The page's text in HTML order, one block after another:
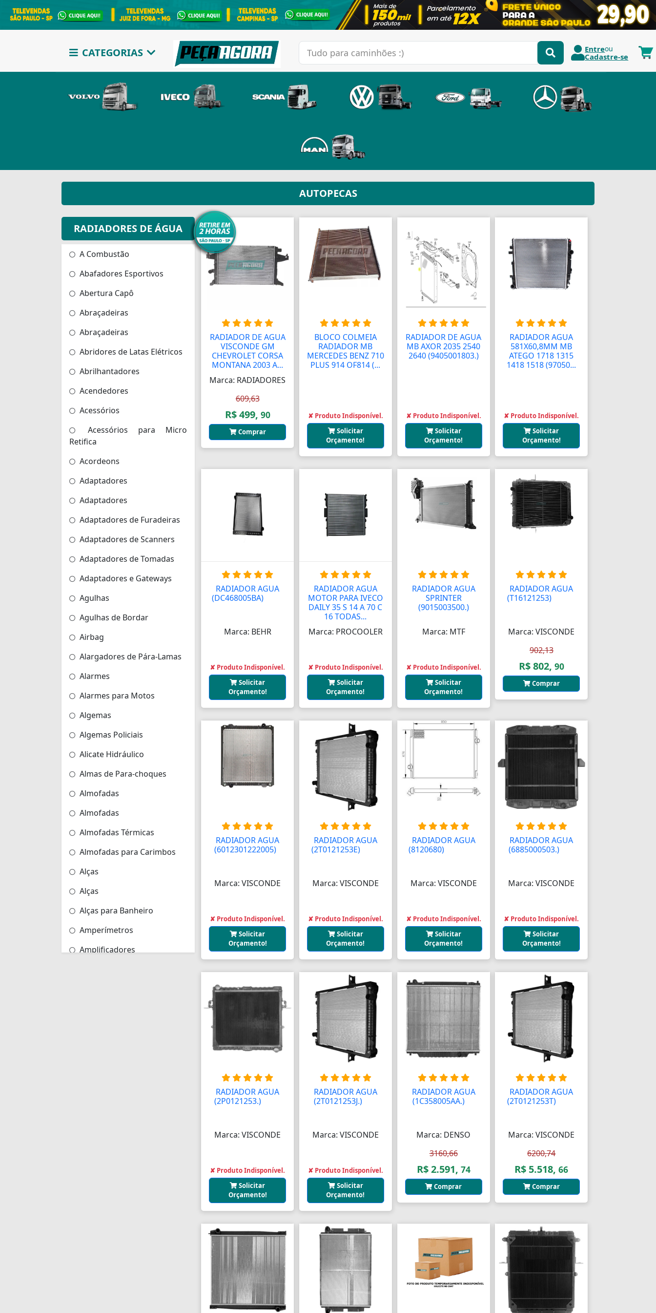
CATEGORIAS Entreou
Cadastre-se
AUTOPECAS
RADIADORES DE ÁGUA
A Combustão
Abafadores Esportivos
Abertura Capô
Abraçadeiras
Abraçadeiras
Abridores de Latas Elétricos
Abrilhantadores
Acendedores
Acessórios
Acessórios para Micro
Retifica
Acordeons
Adaptadores
Adaptadores
Adaptadores de Furadeiras
Adaptadores de Scanners
Adaptadores de Tomadas
Adaptadores e Gateways
Agulhas
Agulhas de Bordar
Airbag
Alargadores de Pára-Lamas
Alarmes
Alarmes para Motos
Algemas
Algemas Policiais
Alicate Hidráulico
Almas de Para-choques
Almofadas
Almofadas
Almofadas Térmicas
Almofadas para Carimbos
Alças
Alças
Alças para Banheiro
Amperímetros
Amplificadores
RADIADOR DE AGUA
VISCONDE GM
CHEVROLET CORSA
MONTANA 2003 A...
Marca: RADIADORES
609,63
R$ 499, 90
Comprar
BLOCO COLMEIA
RADIADOR MB
MERCEDES BENZ 710
PLUS 914 OF814 (...
✘ Produto Indisponível.
Solicitar
Orçamento!
RADIADOR DE AGUA
MB AXOR 2035 2540
2640 (9405001803.)
✘ Produto Indisponível.
Solicitar
Orçamento!
RADIADOR AGUA
581X60,8MM MB
ATEGO 1718 1315
1418 1518 (97050...
✘ Produto Indisponível.
Solicitar
Orçamento!
RADIADOR AGUA
(DC468005BA)
Marca: BEHR
✘ Produto Indisponível.
Solicitar
Orçamento!
RADIADOR AGUA
MOTOR PARA IVECO
DAILY 35 S 14 A 70 C
16 TODAS...
Marca: PROCOOLER
✘ Produto Indisponível.
Solicitar
Orçamento!
RADIADOR AGUA
SPRINTER
(9015003500.)
Marca: MTF
✘ Produto Indisponível.
Solicitar
Orçamento!
RADIADOR AGUA
(T16121253)AAAAA
Marca: VISCONDE
902,13
R$ 802, 90
Comprar
RADIADOR AGUA
(6012301222005)A
Marca: VISCONDE
✘ Produto Indisponível.
Solicitar
Orçamento!
RADIADOR AGUA
(2T0121253E)AAAA
Marca: VISCONDE
✘ Produto Indisponível.
Solicitar
Orçamento!
RADIADOR AGUA
(8120680)
Marca: VISCONDE
✘ Produto Indisponível.
Solicitar
Orçamento!
RADIADOR AGUA
(6885000503.)
Marca: VISCONDE
✘ Produto Indisponível.
Solicitar
Orçamento!
RADIADOR AGUA
(2P0121253.)
Marca: VISCONDE
✘ Produto Indisponível.
Solicitar
Orçamento!
RADIADOR AGUA
(2T0121253J.)
Marca: VISCONDE
✘ Produto Indisponível.
Solicitar
Orçamento!
RADIADOR AGUA
(1C358005AA.)
Marca: DENSO
3160,66
R$ 2.591, 74
Comprar
RADIADOR AGUA
(2T0121253T)
Marca: VISCONDE
6200,74
R$ 5.518,66
Comprar